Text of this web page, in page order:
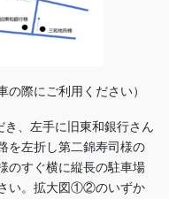
際にご利用ください）
、左手に旧東和銀行さん
を左折し第二錦寿司様の
のすぐ横に縦長の駐車場
い。拡大図①②のいずか